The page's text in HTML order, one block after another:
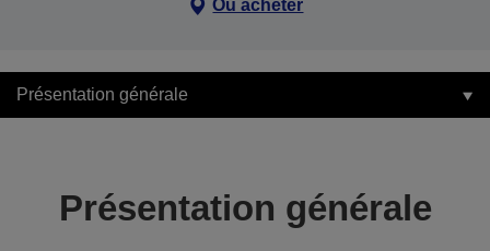
Où acheter
Présentation générale
Présentation générale